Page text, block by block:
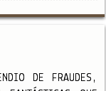
DE FRAUDES,